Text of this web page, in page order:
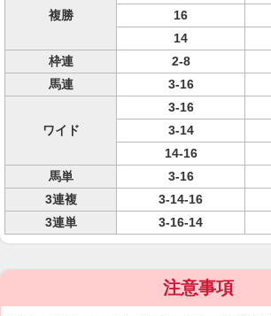
複勝
16
14
枠連
2-8
馬連
3-16
ワイド
3-16
3-14
14-16
馬単
3-16
3連複
3-14-16
3連単
3-16-14
注意事項